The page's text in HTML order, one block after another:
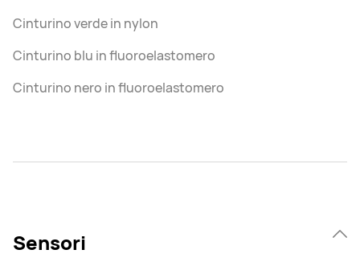
Cinturino verde in nylon
Cinturino blu in fluoroelastomero
Cinturino nero in fluoroelastomero
Sensori